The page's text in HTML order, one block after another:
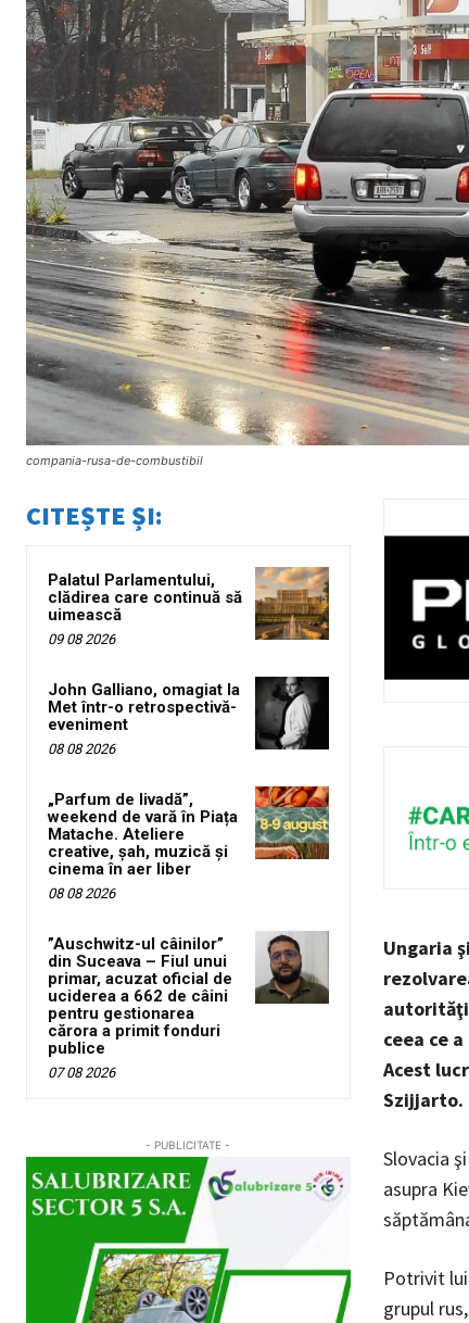
compania-rusa-de-combustibil
CITEȘTE ȘI:
Palatul Parlamentului,
clădirea care continuă să
uimească
09 08 2026
John Galliano, omagiat la
Met într-o retrospectivă-
eveniment
08 08 2026
„Parfum de livadă”,
weekend de vară în Piața
Matache. Ateliere
creative, șah, muzică și
cinema în aer liber
08 08 2026
”Auschwitz-ul câinilor”
din Suceava – Fiul unui
primar, acuzat oficial de
uciderea a 662 de câini
pentru gestionarea
cărora a primit fonduri
publice
07 08 2026
- PUBLICITATE -
Ungaria
ceea ce
Acest
Szijjarto.
Slovacia
asupra
Potrivit
grupul